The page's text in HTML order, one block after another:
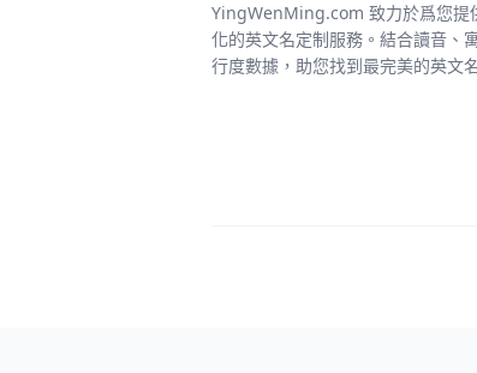
YingWenMing.com 致力於爲您提
化的英文名定制服務。結合讀音、
行度數據，助您找到最完美的英文